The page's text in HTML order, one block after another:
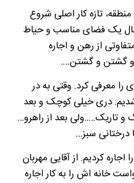
تازه کار اصلی شروع
یک فضای مناسب و حیاط
از رهن و اجاره
و گشتن و گشتن….
را معرفی کرد. وقتی به در
شدیم. دری خیلی کوچک و بعد
تاریک…..ولی بعد از راهرو…
سبز…
کردیم. از آقایی مهربان
خانه اش را به کار اجاره